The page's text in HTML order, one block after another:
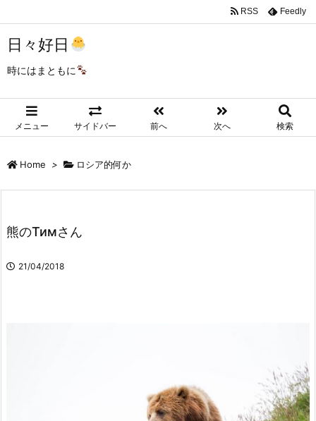
日々好日
時にはまともに
メニュー サイドバー 前へ 次へ 検索
RSS Feedly
Home > ロシア的何か
熊のТимさん
21/04/2018